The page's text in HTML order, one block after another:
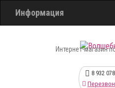
Информация
Интернет-магазин
8 932